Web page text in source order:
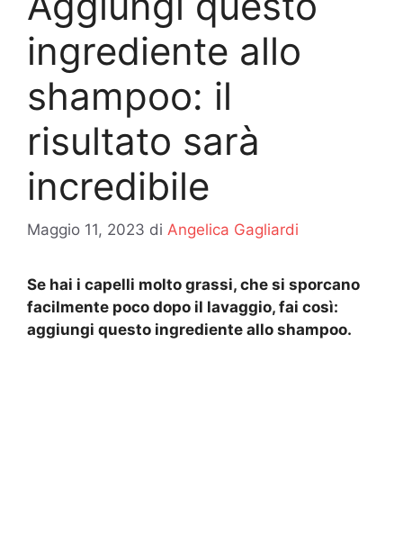
ingrediente allo
shampoo: il
risultato sarà
incredibile
Maggio 11, 2023 di Angelica Gagliardi
Se hai i capelli molto grassi, che si sporcano
facilmente poco dopo il lavaggio, fai così:
aggiungi questo ingrediente allo shampoo.